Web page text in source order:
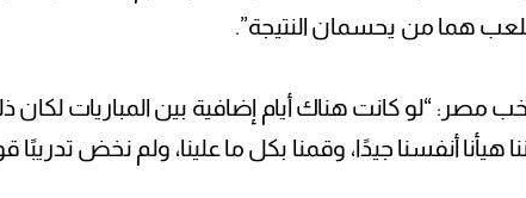
هما من يحسمان النتيجة”.
مصر: “لو كانت هناك أيام إضافية بين المباريات
هيأنا أنفسنا جيدًا، وقمنا بكل ما علينا، ولم نخض تدريبًا